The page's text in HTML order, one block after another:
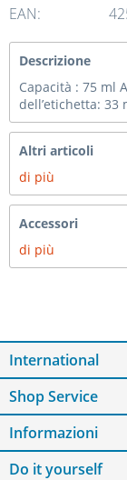
EAN:
Descrizione
Capacità : 75 ml
dell’etichetta: 33
Altri articoli
di più
Accessori
di più
International
Shop Service
Informazioni
Do it yourself